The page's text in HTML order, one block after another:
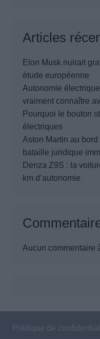
Articles
Elon Musk nuirait
étude européenne
Autonomie
vraiment connaître
Pourquoi le bouton
électriques
Aston Martin au
bataille juridique
Denza Z9S : la
km d’autonomie
Aucun commentaire
Politique de